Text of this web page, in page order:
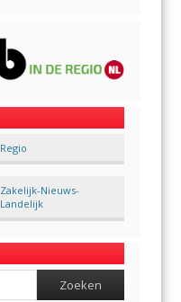
Regio
Zakelijk-Nieuws-
Landelijk